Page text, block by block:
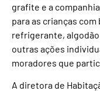
grafite e a
para as crianças
refrigerante,
outras ações
moradores que
A diretora de